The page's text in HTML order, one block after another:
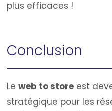
plus efficaces !
Conclusion
Leweb to store est
stratégique pour les